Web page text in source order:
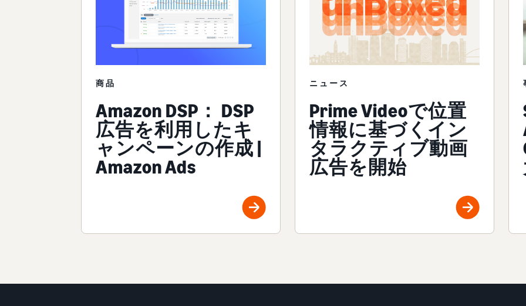
商品
Amazon DSP： DSP
広告を利用したキ
ャンペーンの作成 |
Amazon Ads
ニュース
Prime Videoで位置
情報に基づくイン
タラクティブ動画
広告を開始